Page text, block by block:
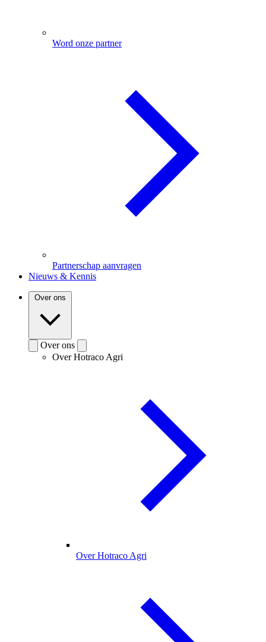
Word onze partner
Partnerschap aanvragen
Nieuws & Kennis
Over ons
Over ons
Over Hotraco Agri
Over Hotraco Agri